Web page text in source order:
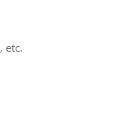
etc.